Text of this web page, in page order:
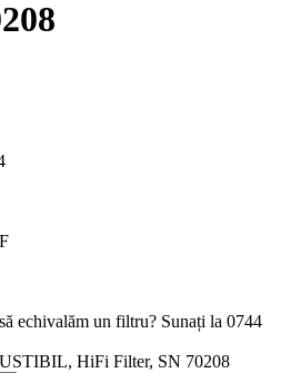
echivalăm un filtru? Sunați la 0744
HiFi Filter, SN 70208